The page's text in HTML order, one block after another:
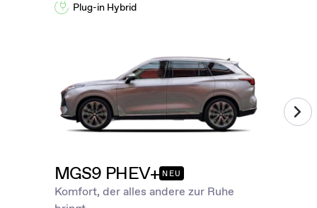
Plug-in Hybrid
MGS9 PHEV+ NEU
Komfort, der alles andere zur Ruhe